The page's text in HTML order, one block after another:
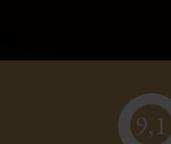
9,1